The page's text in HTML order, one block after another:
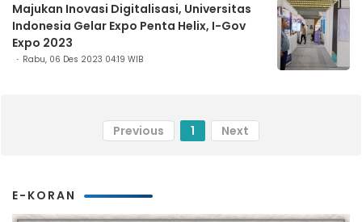
Majukan Inovasi Digitalisasi, Universitas
Indonesia Gelar Expo Penta Helix, I-Gov
Expo 2023
Rabu, 06 Des 2023 04:19 WIB
Previous 1 Next
E-KORAN